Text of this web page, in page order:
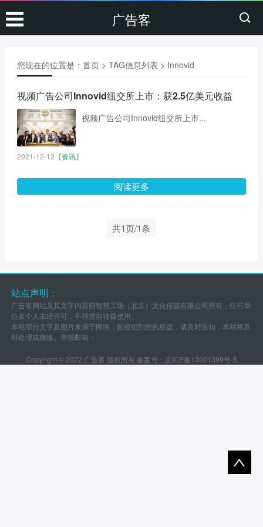
广告客
您现在的位置是： 首页> TAG信息列表 > Innovid
视频广告公司Innovid纽交所上市：获2.5亿美元收益
视频广告公司Innovid纽交所上市...
2021-12-12 【资讯】
阅读更多
共1页/1条
站点声明：
广告客网站及其文字内容归智慧工场（北京）文化传媒有限公司所有，任何单
位及个人未经许可，不得擅自转载使用。
本站部分文字及图片来源于网络，如侵犯到您的权益，请及时告知，本站将及
时处理或撤换。举报邮箱：
Copyright © 2022 广告客 版权所有 备案号： 京ICP备13001399号-5